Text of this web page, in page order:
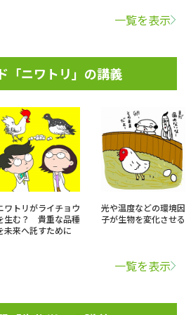
一覧を表示
「ニワトリ」の講義
ワトリがライチョウ
生む？ 貴重な品種
未来へ託すために
光や温度などの環境因
子が生物を変化させる
一覧を表示